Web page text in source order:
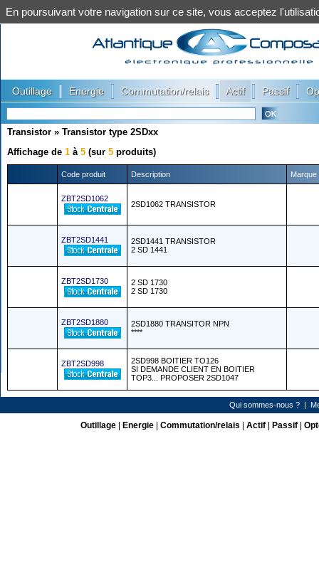
Outillage Energie Commutation/relais Actif Passif
Transistor » Transistor type 2SDxx
Affichage de 1 à 5 (sur 5 produits)
Code produit Description Marque
ZBT2SD1062
2SD1062 TRANSISTOR
ZBT2SD1441
2SD1441 TRANSISTOR
2 SD 1441
ZBT2SD1730
2 SD 1730
2 SD 1730
ZBT2SD1880
2SD1880 TRANSITOR NPN
****
ZBT2SD998
2SD998 BOITIER TO126
SI DEMANDE CLIENT EN BOITIER
TOP3... PROPOSER 2SD1047
Qui sommes-nous ? |
Outillage| Energie| Commutation/relais Actif| Passif|
En poursuivant votre navigation sur ce site, vous acceptez